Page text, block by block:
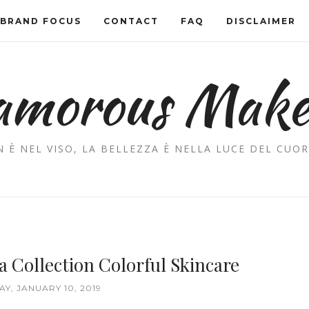
BRAND FOCUS CONTACT FAQ DISCLAIMER
È NEL VISO, LA BELLEZZA È NELLA LUCE DEL
Collection Colorful Skincare
JANUARY 10, 2019